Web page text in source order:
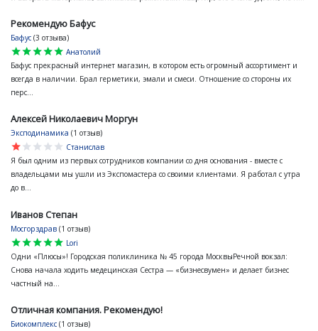
Рекомендую Бафус
Бафус (3 отзыва)
star
star
star
star
star
Анатолий
Бафус прекрасный интернет магазин, в котором есть огромный ассортимент и
всегда в наличии. Брал герметики, эмали и смеси. Отношение со стороны их
перс...
Алексей Николаевич Моргун
Эксподинамика (1 отзыв)
star
star
star
star
star
Станислав
Я был одним из первых сотрудников компании со дня основания - вместе с
владельцами мы ушли из Экспомастера со своими клиентами. Я работал с утра
до в...
Иванов Степан
Мосгорздрав (1 отзыв)
star
star
star
star
star
Lori
Одни «Плюсы»! Городская поликлиника № 45 города МосквыРечной вокзал:
Снова начала ходить медецинская Сестра — «бизнесвумен» и делает бизнес
частный на...
Отличная компания. Рекомендую!
Биокомплекс (1 отзыв)